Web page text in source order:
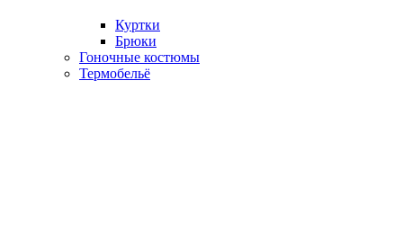
Куртки
Брюки
Гоночные костюмы
Термобельё